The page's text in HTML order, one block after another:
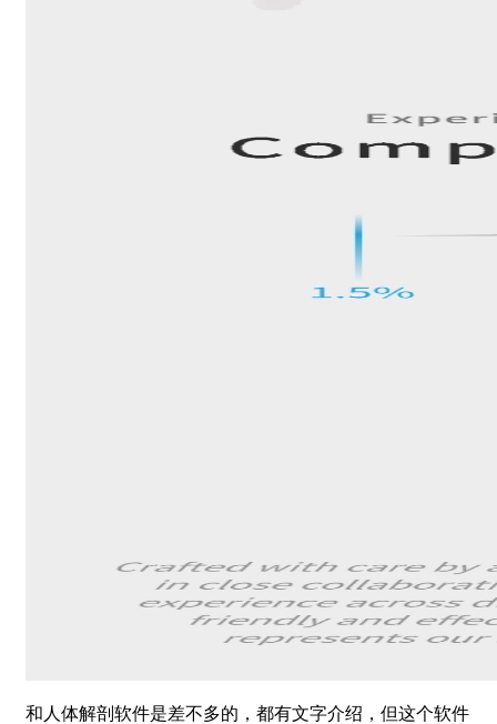
和人体解剖软件是差不多的，都有文字介绍，但这个软件